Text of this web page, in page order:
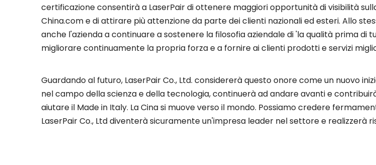
certificazione consentirà a LaserPair di ottenere maggiori opportunità di visibilità
China.com e di attirare più attenzione da parte dei clienti nazionali ed esteri. Allo
anche l'azienda a continuare a sostenere la filosofia aziendale di 'la qualità prima di
migliorare continuamente la propria forza e a fornire ai clienti prodotti e servizi
Guardando al futuro, LaserPair Co., Ltd. considererà questo onore come un nuovo
nel campo della scienza e della tecnologia, continuerà ad andare avanti e
aiutare il Made in Italy. La Cina si muove verso il mondo. Possiamo credere
LaserPair Co., Ltd diventerà sicuramente un'impresa leader nel settore e realizzerà